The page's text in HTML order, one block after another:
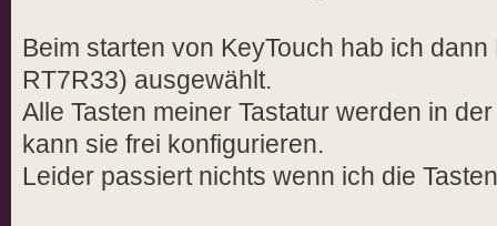
Beim starten von KeyTouch hab ich
RT7R33) ausgewählt.
Alle Tasten meiner Tastatur werden in
kann sie frei konfigurieren.
Leider passiert nichts wenn ich die